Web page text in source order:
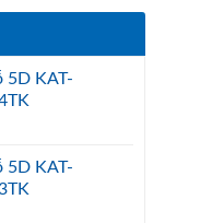
5D KAT-
5D KAT-